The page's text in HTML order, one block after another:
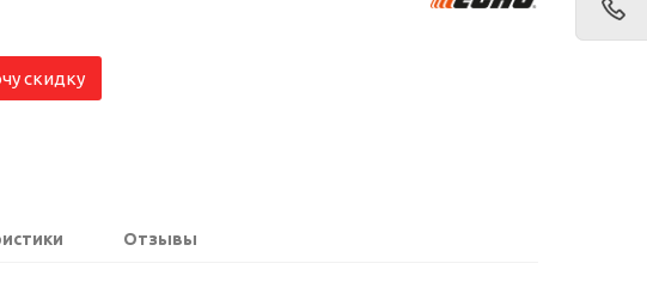
скидку
Отзывы